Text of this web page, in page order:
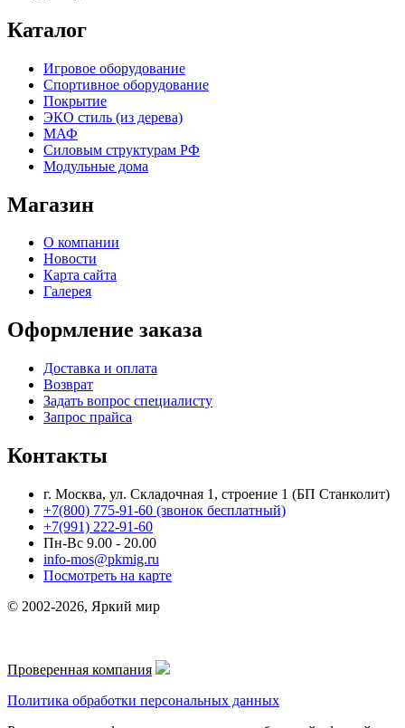
Каталог
Игровое оборудование
Спортивное оборудование
Покрытие
ЭКО стиль (из дерева)
МАФ
Силовым структурам РФ
Модульные дома
Магазин
О компании
Новости
Карта сайта
Галерея
Оформление заказа
Доставка и оплата
Возврат
Задать вопрос специалисту
Запрос прайса
Контакты
г. Москва, ул. Складочная 1, строение 1 (БП Станколит)
+7(800) 775-91-60 (звонок бесплатный)
+7(991) 222-91-60
Пн-Вс 9.00 - 20.00
info-mos@pkmig.ru
Посмотреть на карте
© 2002-2026, Яркий мир
Проверенная компания
Политика обработки персональных данных